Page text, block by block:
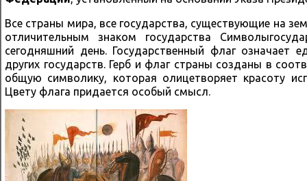
Все страны мира, все государства, существующие на
отличительным знаком государства
сегодняшний день. Государственный флаг означает
других государств. Герб и флаг страны созданы в
общую символику, которая олицетворяет красоту
Цвету флага придается особый смысл.